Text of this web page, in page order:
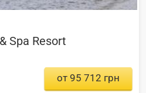
Spa Resort
от 95 712 грн